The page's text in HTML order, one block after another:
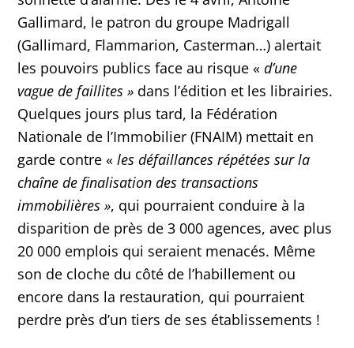
Gallimard, le patron du groupe Madrigall
(Gallimard, Flammarion, Casterman…) alertait
les pouvoirs publics face au risque «d’une
vague de faillites » dans l’édition et les librairies.
Quelques jours plus tard, la Fédération
Nationale de l’Immobilier (FNAIM) mettait en
garde contre «les défaillances répétées sur la
chaîne de finalisation des transactions
immobilières », qui pourraient conduire à la
disparition de près de 3 000 agences, avec plus
20 000 emplois qui seraient menacés. Même
son de cloche du côté de l’habillement ou
encore dans la restauration, qui pourraient
perdre près d’un tiers de ses établissements !